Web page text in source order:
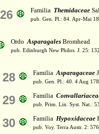
26 Familia Themidaceae
pub. Gen. Pl.: 84. Apr-Mai
OrdoAsparagales Bromhead
pub. Edinburgh New Philos. J. 25:
28 FamiliaAsparagaceae
pub. Gen. Pl.: 40. 4 Aug
29 Familia
pub. Prim. Lin. Syst. Nat.:
30 Familia Hypoxidaceae
pub. Voy. Terra Austr. 2: